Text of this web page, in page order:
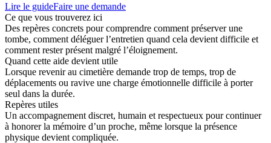
Lire le guideFaire une demande
Ce que vous trouverez ici
Des repères concrets pour comprendre comment préserver une
tombe, comment déléguer l’entretien quand cela devient difficile et
comment rester présent malgré l’éloignement.
Quand cette aide devient utile
Lorsque revenir au cimetière demande trop de temps, trop de
déplacements ou ravive une charge émotionnelle difficile à porter
seul dans la durée.
Repères utiles
Un accompagnement discret, humain et respectueux pour continuer
à honorer la mémoire d’un proche, même lorsque la présence
physique devient compliquée.